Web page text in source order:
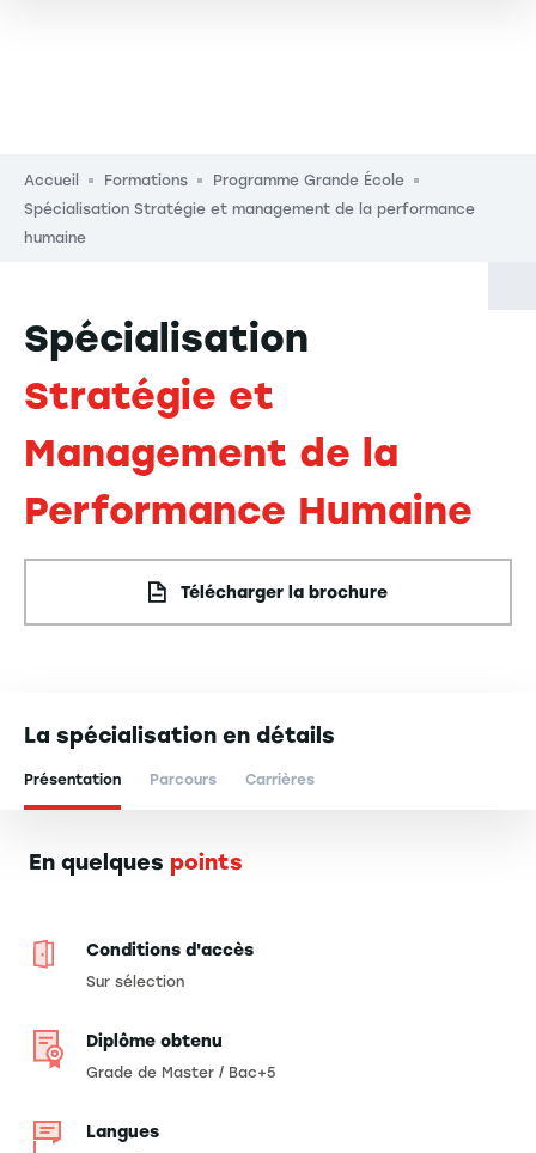
Fil d'Ariane
Accueil Formations
Programme Grande École
Spécialisation Stratégie et management de la performance
humaine
Spécialisation
Stratégie et
Management de la
Performance Humaine
Télécharger la brochure
La spécialisation en détails
Présentation Parcours Carrières
En quelques points
Conditions d'accès
Sur sélection
Diplôme obtenu
Grade de Master / Bac+5
Langues